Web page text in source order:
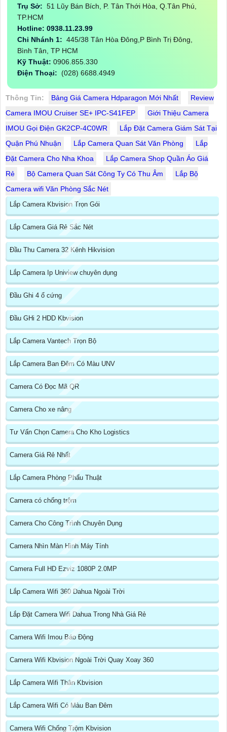
Trụ Sở: 51 Lũy Bán Bích, P. Tân Thới Hòa, Q.Tân Phú,
TP.HCM
Hotline: 0938.11.23.99
Chi Nhánh 1: 445/38 Tân Hòa Đông,P Bình Trị Đông,
Bình Tân, TP HCM
Kỹ Thuật: 0906.855.330
Điện Thoại: (028) 6688.4949
Thông Tin: Bảng Giá Camera Hdparagon Mới Nhất
Review
Camera IMOU Cruiser SE+ IPC-S41FEP
Giới Thiệu Camera
IMOU Gọi Điện GK2CP-4C0WR
Lắp Đặt Camera Giám Sát Tại
Quận Phú Nhuận
Lắp Camera Quan Sát Văn Phòng
Lắp
Đặt Camera Cho Nha Khoa
Lắp Camera Shop Quần Áo Giá
Rẻ
Bộ Camera Quan Sát Công Ty Có Thu Âm
Lắp Bộ
Camera wifi Văn Phòng Sắc Nét
Lắp Camera Kbvision Trọn Gói
Lắp Camera Giá Rẻ Sắc Nét
Đầu Thu Camera 32 Kênh Hikvision
Lắp Camera Ip Uniview chuyên dụng
Đầu Ghi 4 ổ cứng
Đầu GHi 2 HDD Kbvision
Lắp Camera Vantech Trọn Bộ
Lắp Camera Ban Đêm Có Màu UNV
Camera Có Đọc Mã QR
Camera Cho xe nâng
Tư Vấn Chọn Camera Cho Kho Logistics
Camera Giá Rẻ Nhất
Lắp Camera Phòng Phẩu Thuật
Camera có chống trộm
Camera Cho Công Trình Chuyên Dụng
Camera Nhìn Màn Hình Máy Tính
Camera Full HD Ezviz 1080P 2.0MP
Lắp Camera Wifi 360 Dahua Ngoài Trời
Lắp Đặt Camera Wifi Dahua Trong Nhà Giá Rẻ
Camera Wifi Imou Báo Động
Camera Wifi Kbvision Ngoài Trời Quay Xoay 360
Lắp Camera Wifi Thân Kbvision
Lắp Camera Wifi Có Màu Ban Đêm
Camera Wifi Chống Trộm Kbvision